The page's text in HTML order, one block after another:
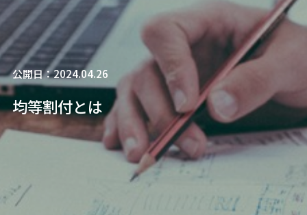
公開日：2024.04.26
均等割付とは